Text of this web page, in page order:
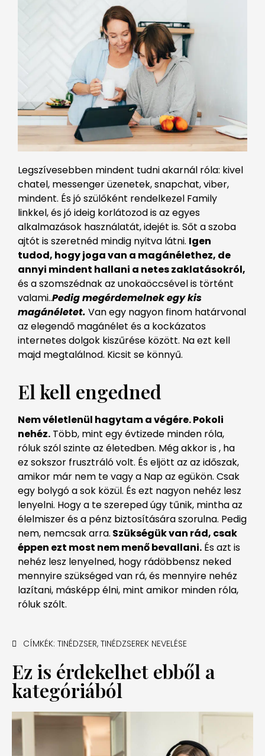
Legszívesebben mindent tudni akarnál róla: kivel
chatel, messenger üzenetek, snapchat, viber,
mindent. És jó szülőként rendelkezel Family
linkkel, és jó ideig korlátozod is az egyes
alkalmazások használatát, idejét is. Sőt a szoba
ajtót is szeretnéd mindig nyitva látni. Igen
tudod, hogy joga van a magánélethez, de
annyi mindent hallani a netes zaklatásokról,
és a szomszédnak az unokaöccsével is történt
valami..Pedig megérdemelnek egy kis
magánéletet. Van egy nagyon finom határvonal
az elegendő magánélet és a kockázatos
internetes dolgok kiszűrése között. Na ezt kell
majd megtalálnod. Kicsit se könnyű.
El kell engedned
Nem véletlenül hagytam a végére. Pokoli
nehéz. Több, mint egy évtizede minden róla,
róluk szól szinte az életedben. Még akkor is , ha
ez sokszor frusztráló volt. És eljött az az időszak,
amikor már nem te vagy a Nap az egükön. Csak
egy bolygó a sok közül. És ezt nagyon nehéz lesz
lenyelni. Hogy a te szereped úgy tűnik, mintha az
élelmiszer és a pénz biztosítására szorulna. Pedig
nem, nemcsak arra. Szükségük van rád, csak
éppen ezt most nem menő bevallani. És azt is
nehéz lesz lenyelned, hogy rádöbbensz neked
mennyire szükséged van rá, és mennyire nehéz
lazítani, másképp élni, mint amikor minden róla,
róluk szólt.
CÍMKÉK: TINÉDZSER, TINÉDZSEREK NEVELÉSE
Ez is érdekelhet ebből a
kategóriából